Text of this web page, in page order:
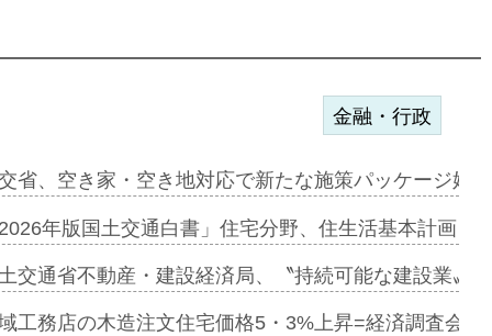
サー契約…
起用…
ミーレキ…
も城南エ…
金融・行政
省、空き家・空き地対応で新たな施策パッケージ始
年版国土交通白書」住宅分野、住生活基本計画を
交通省不動産・建設経済局、〝持続可能な建設業〟
工務店の木造注文住宅価格5・3%上昇=経済調査会